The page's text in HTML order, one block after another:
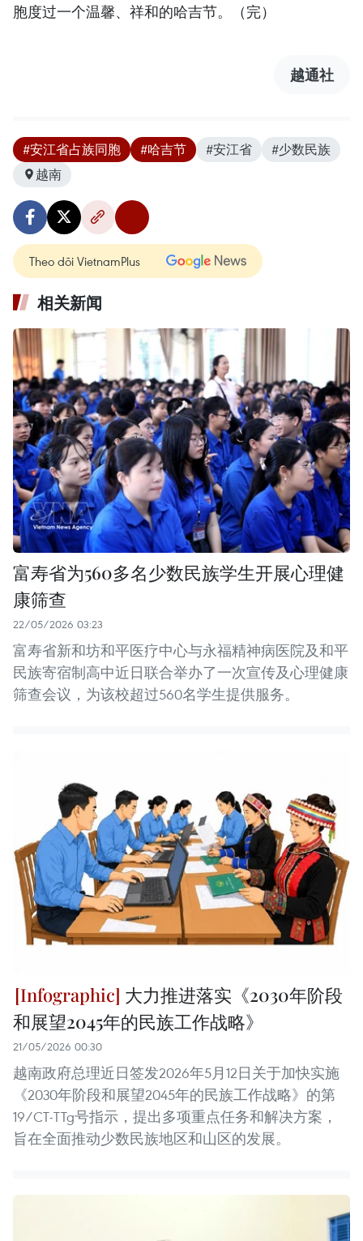
胞度过一个温馨、祥和的哈吉节。（完）
越通社
#安江省占族同胞 #哈吉节 #安江省
#少数民族
越南
Theo dõi VietnamPlus
相关新闻
富寿省为560多名少数民族学生开展心理健
康筛查
22/05/2026 03:23
富寿省新和坊和平医疗中心与永福精神病医院及和平
民族寄宿制高中近日联合举办了一次宣传及心理健康
筛查会议，为该校超过560名学生提供服务。
大力推进落实《2030年阶段
和展望2045年的民族工作战略》
21/05/2026 00:30
越南政府总理近日签发2026年5月12日关于加快实施
《2030年阶段和展望2045年的民族工作战略》的第
19/CT-TTg号指示，提出多项重点任务和解决方案，
旨在全面推动少数民族地区和山区的发展。